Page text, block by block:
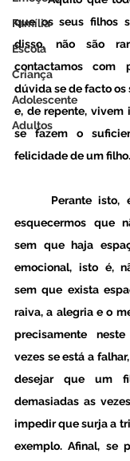
Família
Escola
Criança
Adolescente
Adultos
que os seus filhos
disso, não são
contactamos
dúvida se de facto os
e, de repente, vivem
se fazem o
felicidade de um filho.
Perante isto,
esquecermos que
sem que haja
emocional, isto é,
sem que exista
raiva, a alegria e o
precisamente
vezes se está a
desejar que um
demasiadas as
impedir que surja a
exemplo. Afinal, se